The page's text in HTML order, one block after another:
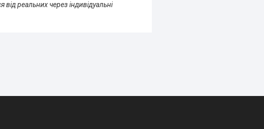
реальних через індивідуальні